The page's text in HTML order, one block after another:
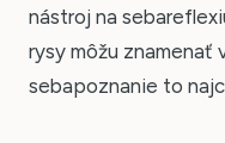
nástroj na
rysy môžu
sebapoznanie to